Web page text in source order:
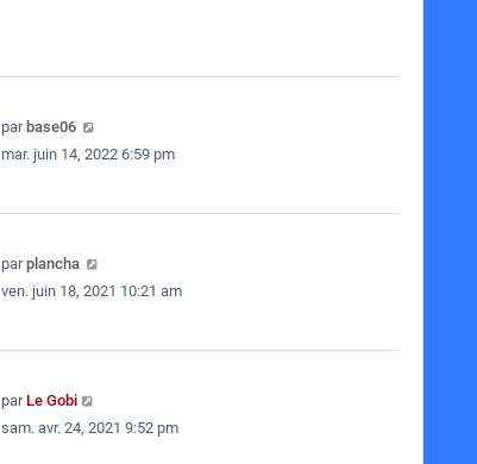
par base06
mar. juin 14, 2022 6:59 pm
parplancha
ven. juin 18, 2021 10:21 am
par Le Gobi
sam. avr. 24, 2021 9:52 pm